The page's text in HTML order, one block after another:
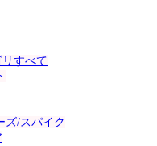
すべて
ズ/スパイク